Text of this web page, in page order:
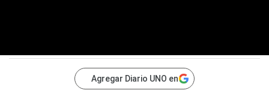
Agregar Diario UNO en